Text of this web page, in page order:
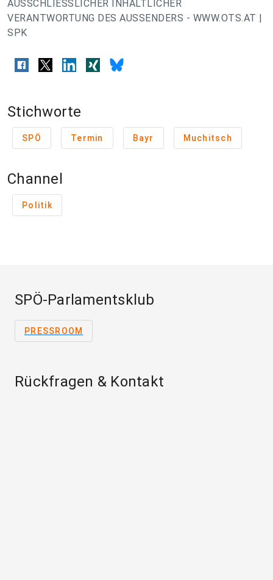
AUSSCHLIESSLICHER INHALTLICHER
VERANTWORTUNG DES AUSSENDERS - WWW.OTS.AT |
SPK
Stichworte
SPÖ Termin Bayr Muchitsch
Channel
Politik
SPÖ-Parlamentsklub
PRESSROOM
Rückfragen & Kontakt